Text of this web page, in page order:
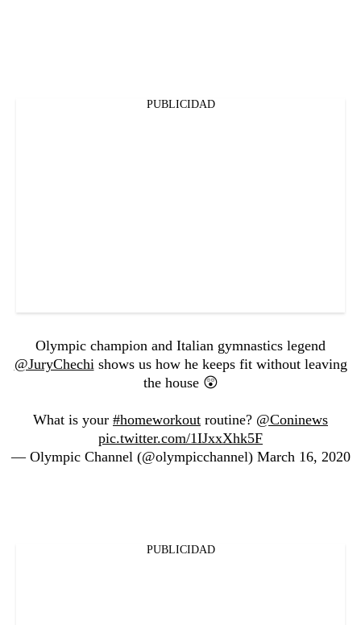
PUBLICIDAD
Olympic champion and Italian gymnastics legend
@JuryChechishows us how he keeps fit without leaving
the house 😲
What is your #homeworkout routine? @Coninews
pic.twitter.com/1IJxxXhk5F
— Olympic Channel (@olympicchannel) March 16, 2020
PUBLICIDAD